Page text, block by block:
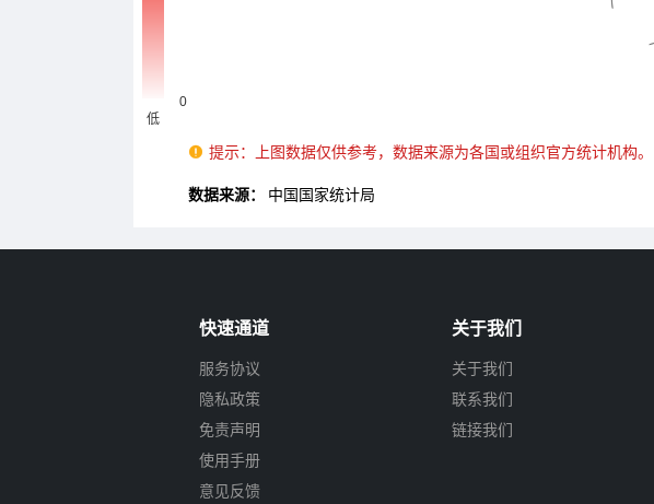
 提示：上图数据仅供参考，数据来源为各国或组织官方统计机构。
数据来源： 中国国家统计局
快速通道
服务协议
隐私政策
免责声明
使用手册
意见反馈
关于我们
关于我们
联系我们
链接我们